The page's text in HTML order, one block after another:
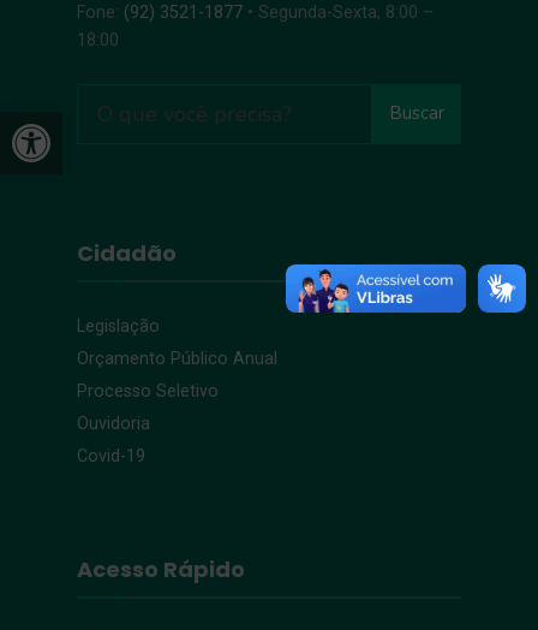
Open toolbar
Fone: (92) 3521-1877 • Segunda-Sexta, 8:00 –
18:00
Buscar
Cidadão
Legislação
Orçamento Público Anual
Processo Seletivo
Ouvidoria
Covid-19
Acesso Rápido